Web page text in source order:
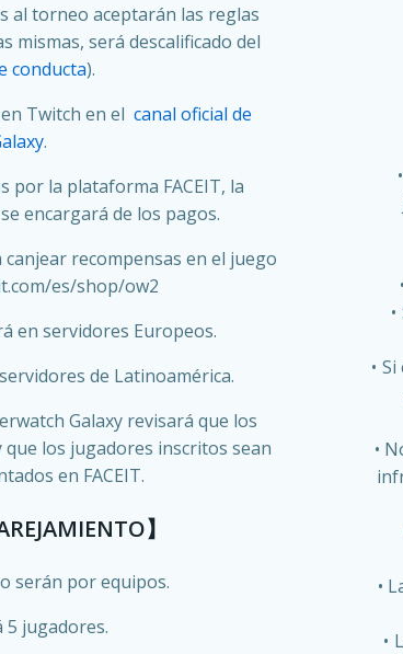
al torneo aceptarán las reglas
mismas, será descalificado del
conducta).
Twitch en el canal oficial de
.
por la plataforma FACEIT, la
encargará de los pagos.
recompensas en el juego
es/shop/ow2
en servidores Europeos.
de Latinoamérica.
Galaxy revisará que los
que los jugadores inscritos sean
en FACEIT.
】
serán por equipos.
5 jugadores.
Si